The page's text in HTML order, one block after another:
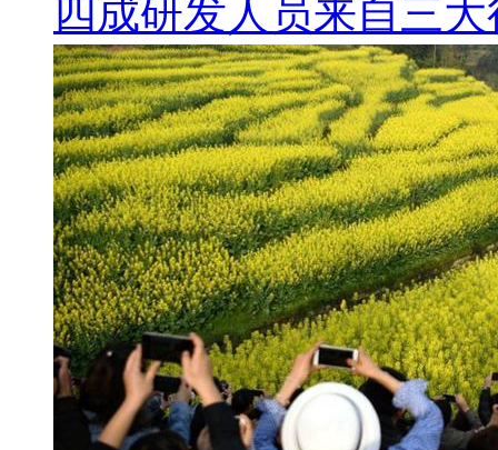
四成研发人员来自三